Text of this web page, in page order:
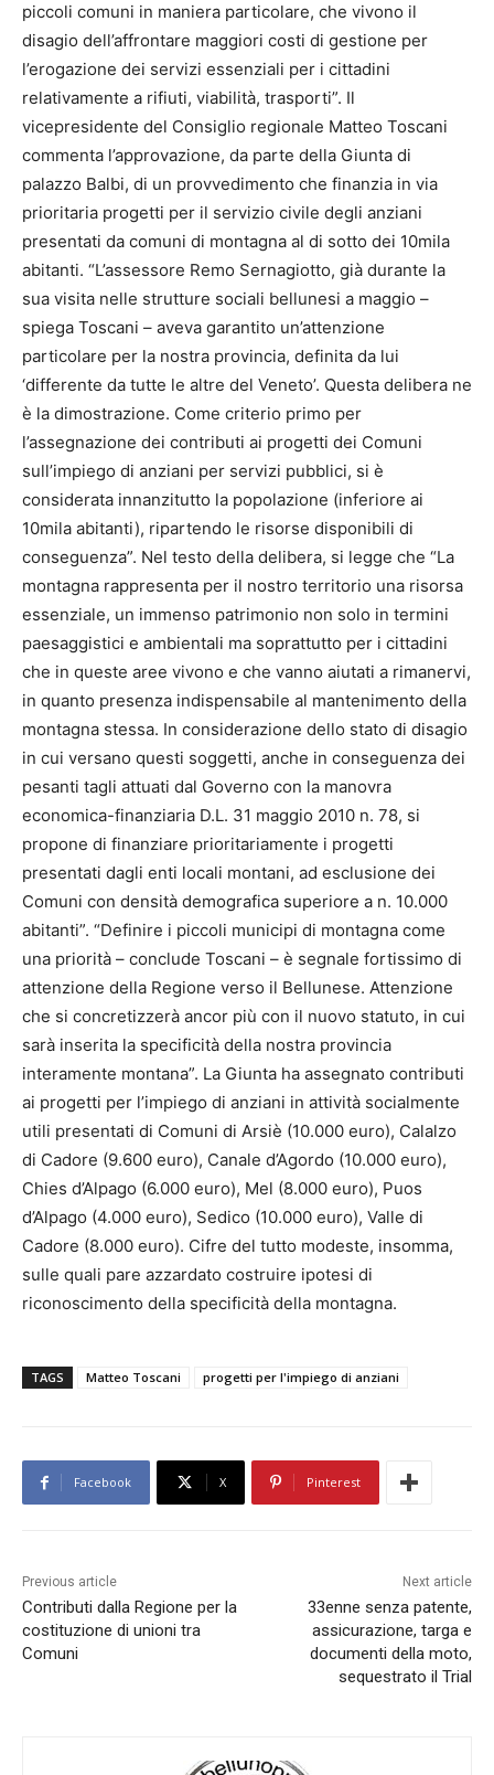
piccoli comuni in maniera particolare, che vivono il
disagio dell’affrontare maggiori costi di gestione per
l’erogazione dei servizi essenziali per i cittadini
relativamente a rifiuti, viabilità, trasporti”. Il
vicepresidente del Consiglio regionale Matteo Toscani
commenta l’approvazione, da parte della Giunta di
palazzo Balbi, di un provvedimento che finanzia in via
prioritaria progetti per il servizio civile degli anziani
presentati da comuni di montagna al di sotto dei 10mila
abitanti. “L’assessore Remo Sernagiotto, già durante la
sua visita nelle strutture sociali bellunesi a maggio –
spiega Toscani – aveva garantito un’attenzione
particolare per la nostra provincia, definita da lui
‘differente da tutte le altre del Veneto’. Questa delibera ne
è la dimostrazione. Come criterio primo per
l’assegnazione dei contributi ai progetti dei Comuni
sull’impiego di anziani per servizi pubblici, si è
considerata innanzitutto la popolazione (inferiore ai
10mila abitanti), ripartendo le risorse disponibili di
conseguenza”. Nel testo della delibera, si legge che “La
montagna rappresenta per il nostro territorio una risorsa
essenziale, un immenso patrimonio non solo in termini
paesaggistici e ambientali ma soprattutto per i cittadini
che in queste aree vivono e che vanno aiutati a rimanervi,
in quanto presenza indispensabile al mantenimento della
montagna stessa. In considerazione dello stato di disagio
in cui versano questi soggetti, anche in conseguenza dei
pesanti tagli attuati dal Governo con la manovra
economica-finanziaria D.L. 31 maggio 2010 n. 78, si
propone di finanziare prioritariamente i progetti
presentati dagli enti locali montani, ad esclusione dei
Comuni con densità demografica superiore a n. 10.000
abitanti”. “Definire i piccoli municipi di montagna come
una priorità – conclude Toscani – è segnale fortissimo di
attenzione della Regione verso il Bellunese. Attenzione
che si concretizzerà ancor più con il nuovo statuto, in cui
sarà inserita la specificità della nostra provincia
interamente montana”. La Giunta ha assegnato contributi
ai progetti per l’impiego di anziani in attività socialmente
utili presentati di Comuni di Arsiè (10.000 euro), Calalzo
di Cadore (9.600 euro), Canale d’Agordo (10.000 euro),
Chies d’Alpago (6.000 euro), Mel (8.000 euro), Puos
d’Alpago (4.000 euro), Sedico (10.000 euro), Valle di
Cadore (8.000 euro). Cifre del tutto modeste, insomma,
sulle quali pare azzardato costruire ipotesi di
riconoscimento della specificità della montagna.
TAGS Matteo Toscani progetti per l'impiego di anziani
Facebook X Pinterest
Previous article
Contributi dalla Regione per la
costituzione di unioni tra
Comuni
Next article
33enne senza patente,
assicurazione, targa e
documenti della moto,
sequestrato il Trial